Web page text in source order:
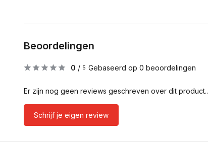
Beoordelingen
0 / 5 Gebaseerd op 0 beoordelingen
Er zijn nog geen reviews geschreven over dit product..
Schrijf je eigen review